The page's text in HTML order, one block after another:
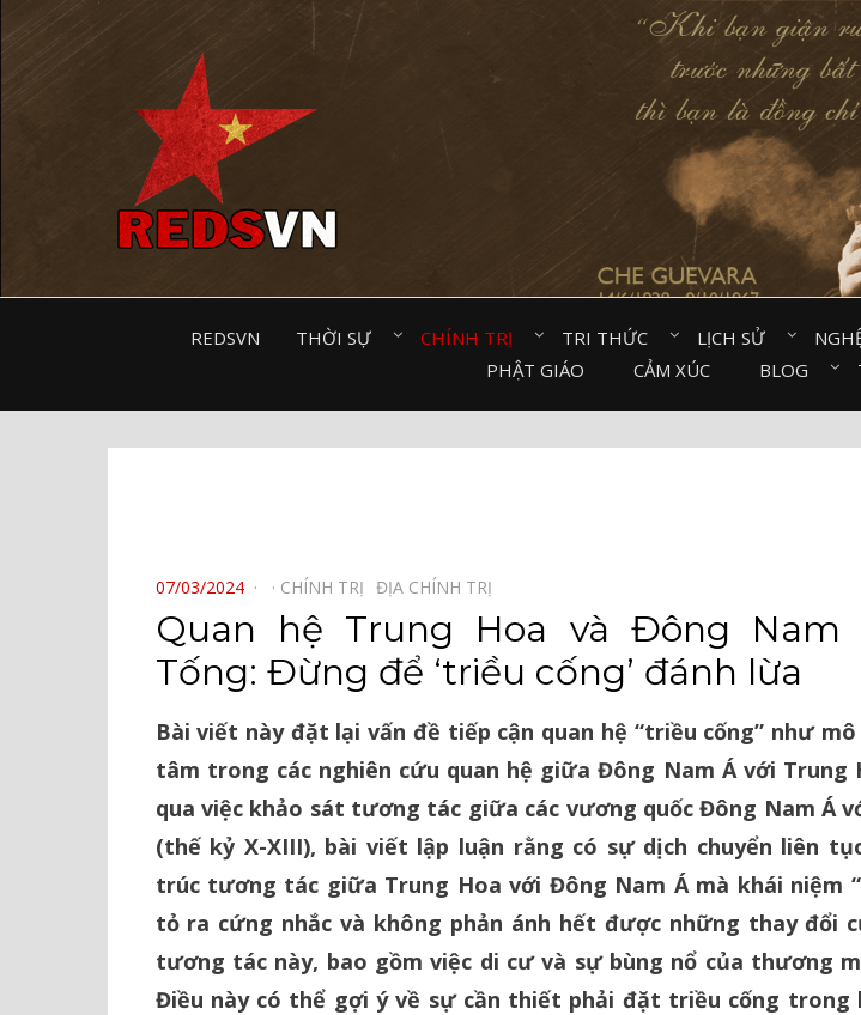
REDSVN THỜI SỰ⠀ CHÍNH TRỊ⠀ TRI THỨC⠀ LỊCH SỬ⠀
PHẬT GIÁO⠀
CẢM XÚC⠀ BLOG⠀
POSTED
ON
07/03/2024 CHÍNH TRỊ⠀ ĐỊA CHÍNH TRỊ⠀
Quan hệ Trung Hoa và Đông Nam
Tống: Đừng để ‘triều cống’ đánh lừa
Bài viết này đặt lại vấn đề tiếp cận quan hệ “triều cống” như
tâm trong các nghiên cứu quan hệ giữa Đông Nam Á với Trung
qua việc khảo sát tương tác giữa các vương quốc Đông Nam Á
(thế kỷ X-XIII), bài viết lập luận rằng có sự dịch chuyển liên
trúc tương tác giữa Trung Hoa với Đông Nam Á mà khái niệm
tỏ ra cứng nhắc và không phản ánh hết được những thay đổi
tương tác này, bao gồm việc di cư và sự bùng nổ của thương
Điều này có thể gợi ý về sự cần thiết phải đặt triều cống trong